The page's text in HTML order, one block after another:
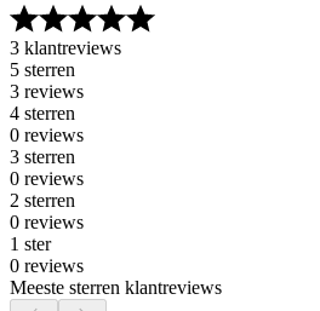
3 klantreviews
5 sterren
3 reviews
4 sterren
0 reviews
3 sterren
0 reviews
2 sterren
0 reviews
1 ster
0 reviews
Meeste sterren klantreviews